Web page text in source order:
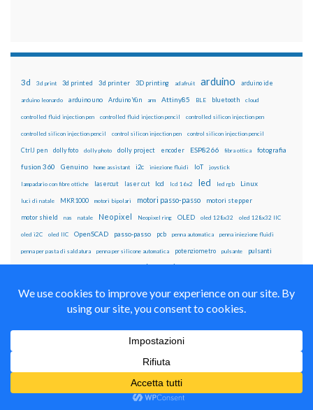
3d 3d print 3d printed 3d printer 3D printing adafruit arduino arduino ide
arduino leonardo arduino uno Arduino Yún arm Attiny85 BLE bluetooth cloud
controlled fluid injection pen controlled fluid injection pencil controlled silicon injection pen
controlled silicon injection pencil control silicon injection pen control silicon injection pencil
CtrlJ pen dolly foto dolly photo dolly project encoder ESP8266 fibra ottica fotografia
fusion 360 Genuino home assistant i2c iniezione fluidi IoT joystick
lampadario con fibre ottiche lasercut laser cut lcd lcd 16x2 led led rgb Linux
luci di natale MKR1000 motori bipolari motori passo-passo motori stepper
motor shield nas natale Neopixel Neopixel ring OLED oled 128x32 oled 128x32 IIC
oled i2C oled IIC OpenSCAD passo-passo pcb penna automatica penna iniezione fluidi
penna per pasta di saldatura penna per silicone automatica potenziometro pulsante pulsanti
raspberry pi
stampante 3d stepper step to step
wemos
Il blog mauroalfieri.it ed i suoi contenuti sono distribuiti